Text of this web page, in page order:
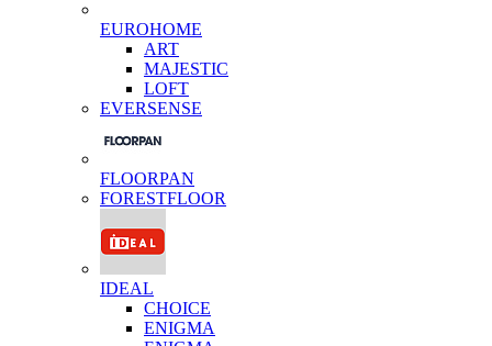
EUROHOME
ART
MAJESTIC
LOFT
EVERSENSE
FLOORPAN
FORESTFLOOR
IDEAL
CHOICE
ENIGMA